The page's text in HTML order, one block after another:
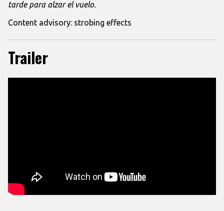
tarde para alzar el vuelo.
Content advisory: strobing effects
Trailer